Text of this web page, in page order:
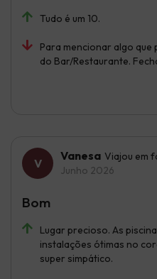
Tudo é um 10.
Para mencionar algo
do Bar/Restaurante.
Vanesa Viajou em
Junho 2026
Lugar precioso. As
instalações ótimas no
super simpático.
Bom